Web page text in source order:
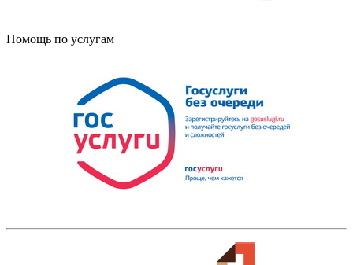
Помощь по услугам